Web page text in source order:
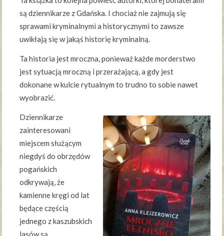
są dziennikarze z Gdańska. I chociaż nie zajmują się
sprawami kryminalnymi a historycznymi to zawsze
uwikłają się w jakąś historię kryminalną.
Ta historia jest mroczna, ponieważ każde morderstwo
jest sytuacją mroczną i przerażającą, a gdy jest
dokonane w kulcie rytualnym to trudno to sobie nawet
wyobrazić.
Dziennikarze
zainteresowani
miejscem służącym
niegdyś do obrzędów
pogańskich
odkrywają, że
kamienne kręgi od lat
będące częścią
jednego z kaszubskich
lasów są